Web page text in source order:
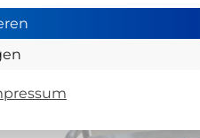
H24111
HT2025ES
200 bar, 25 l/min